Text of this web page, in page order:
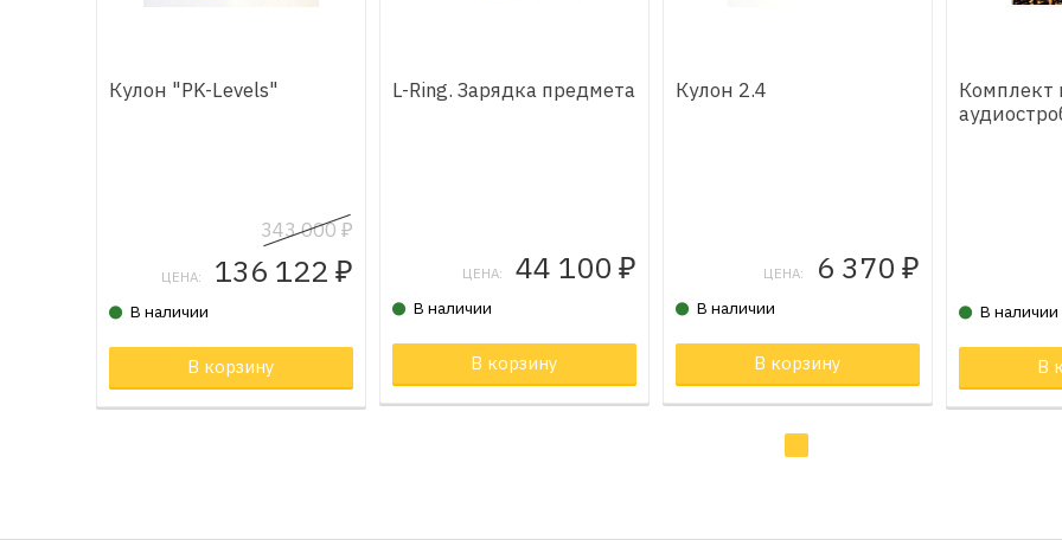
Кулон "PK-Levels"
343 000 ₽
ЦЕНА: 136 122 ₽
В наличии
В корзину
L-Ring. Зарядка предмета
ЦЕНА: 44 100 ₽
В наличии
В корзину
Кулон 2.4
ЦЕНА: 6 370 ₽
В наличии
В корзину Товар в
Комплект
В наличии
В